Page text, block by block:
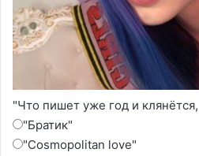
"Что пишет уже год и
"Братик"
"Cosmopolitan love"